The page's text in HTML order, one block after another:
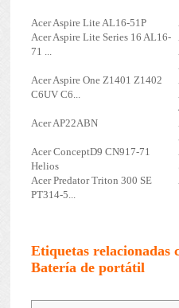
Acer Aspire Lite AL16-51P
Acer Aspire Lite Series 16 AL16-
71 ...
Acer Aspire One Z1401 Z1402
C6UV C6...
Acer AP22ABN
Acer ConceptD9 CN917-71
Helios
Acer Predator Triton 300 SE
PT314-5...
Etiquetas relacionadas
Batería de portátil